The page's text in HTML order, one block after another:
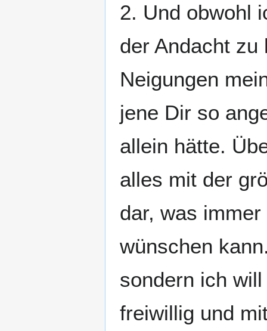
2. Und obwohl
der Andacht
Neigungen
jene Dir so
allein hätte.
alles mit der
dar, was
wünschen
sondern ich
freiwillig und